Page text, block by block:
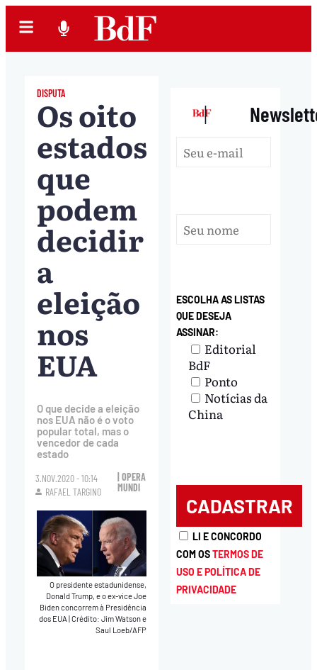
DISPUTA
Os oito
estados
que
podem
decidir
a
eleição
nos
EUA
O que decide a eleição
nos EUA não é o voto
popular total, mas o
vencedor de cada
estado
3.NOV.2020 - 10:14
RAFAEL TARGINO
| OPERA
MUNDI
O presidente estadunidense,
Donald Trump, e o ex-vice Joe
Biden concorrem à Presidência
dos EUA Crédito: Jim Watson e
Saul Loeb/AFP
|
ESCOLHA AS LISTAS
QUE DESEJA
ASSINAR:
Editorial
BdF
Ponto
Notícias da
China
LI E CONCORDO
COM OSTERMOS DE
USO E POLÍTICA DE
PRIVACIDADE